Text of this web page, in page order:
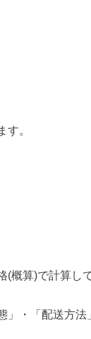
。
概算)で計算して
・「配送方法